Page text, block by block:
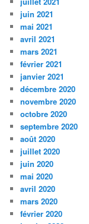
juin 2021
mai 2021
avril 2021
mars 2021
février 2021
janvier 2021
décembre 2020
novembre 2020
octobre 2020
septembre 2020
août 2020
juillet 2020
juin 2020
mai 2020
avril 2020
mars 2020
février 2020